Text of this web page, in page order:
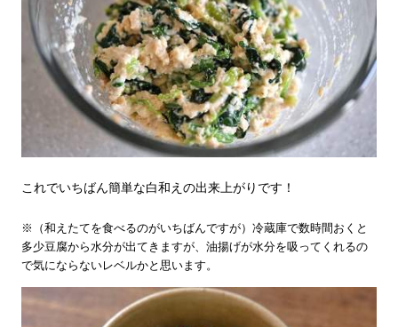
これでいちばん簡単な白和えの出来上がりです！
※（和えたてを食べるのがいちばんですが）冷蔵庫で数時間おくと
多少豆腐から水分が出てきますが、油揚げが水分を吸ってくれるの
で気にならないレベルかと思います。